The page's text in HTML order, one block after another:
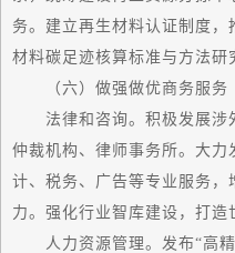
务。建立再生材料认证制度
材料碳足迹核算标准与方法研
（六）做强做优商务服务
法律和咨询。积极发展涉
仲裁机构、律师事务所。大力
计、税务、广告等专业服务
力。强化行业智库建设，打造
人力资源管理。发布“高精